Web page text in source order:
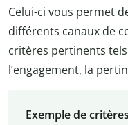
Celui-ci vous permet
différents canaux de
critères pertinents
l’engagement, la
Exemple de